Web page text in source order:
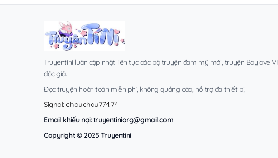
Truyentini luôn cập nhật liên tục các bộ truyện đam mỹ mới, truyện Boylove
độc giả.
Đọc truyện hoàn toàn miễn phí, không quảng cáo, hỗ trợ đa thiết bị.
Signal: chauchau774.74
Email khiếu nại:truyentiniorg@gmail.com
Copyright © 2025 Truyentini